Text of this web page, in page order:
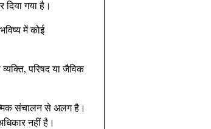
गया है।
में कोई
परिषद या जैविक
संचालन से अलग है।
नहीं है।